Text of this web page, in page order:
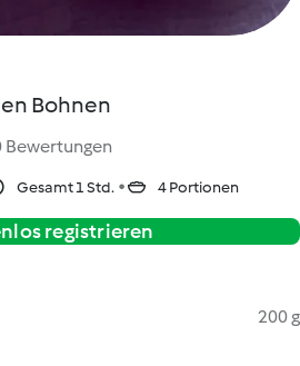
Bohnen
Bewertungen
Gesamt 1 Std. 4 Portionen
registrieren
200 g